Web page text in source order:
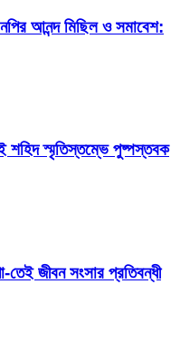
আনন্দ মিছিল ও সমাবেশ:
শহিদ স্মৃতিস্তম্ভে পুষ্পস্তবক
তেই জীবন সংসার প্রতিবন্ধী